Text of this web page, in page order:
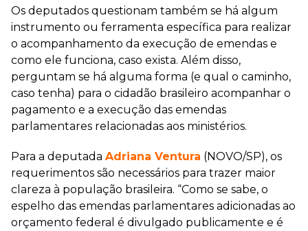
Os deputados questionam também se há algum
instrumento ou ferramenta específica para realizar
o acompanhamento da execução de emendas e
como ele funciona, caso exista. Além disso,
perguntam se há alguma forma (e qual o caminho,
caso tenha) para o cidadão brasileiro acompanhar o
pagamento e a execução das emendas
parlamentares relacionadas aos ministérios.
Para a deputada Adriana Ventura (NOVO/SP), os
requerimentos são necessários para trazer maior
clareza à população brasileira. “Como se sabe, o
espelho das emendas parlamentares adicionadas ao
orçamento federal é divulgado publicamente e é